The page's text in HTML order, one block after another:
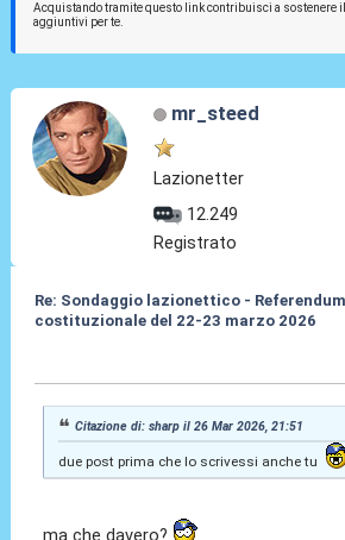
Acquistando tramite questo link contribuisci a sostenere
aggiuntivi per te.
mr_steed
Lazionetter
12.249
Registrato
Re: Sondaggio lazionettico - Referendum
costituzionale del 22-23 marzo 2026
Citazione di: sharp il 26 Mar 2026, 21:51
due post prima che lo scrivessi anche tu
ma che davero?